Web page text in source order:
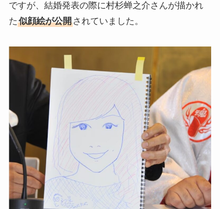
ですが、結婚発表の際に村杉蝉之介さんが描かれ
た似顔絵が公開されていました。